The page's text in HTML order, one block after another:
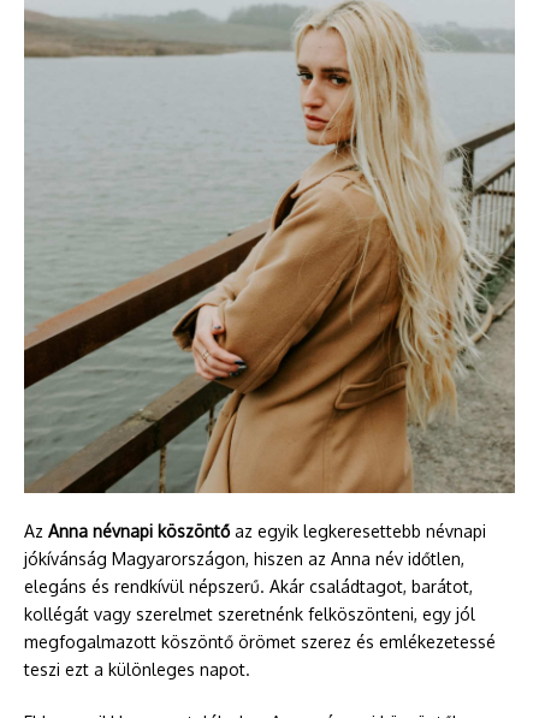
Az Anna névnapi köszöntőaz egyik legkeresettebb névnapi
jókívánság Magyarországon, hiszen az Anna név időtlen,
elegáns és rendkívül népszerű. Akár családtagot, barátot,
kollégát vagy szerelmet szeretnénk felköszönteni, egy jól
megfogalmazott köszöntő örömet szerez és emlékezetessé
teszi ezt a különleges napot.